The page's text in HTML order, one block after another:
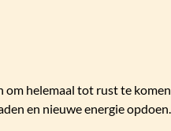
helemaal tot rust te komen,
en nieuwe energie opdoen.